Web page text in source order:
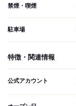
禁煙・喫煙
駐車場
特徴・関連情報
公式アカウント